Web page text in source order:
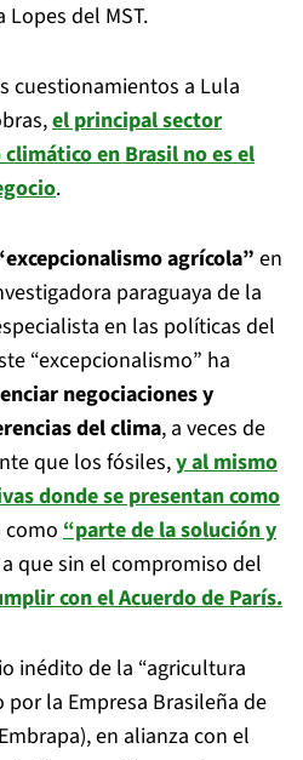
Lopes del MST.
cuestionamientos a Lula
el principal sector
en Brasil no es el
.
agrícola” en
paraguaya de la
en las políticas del
“excepcionalismo” ha
negociaciones y
del clima, a veces de
que los fósiles,y al mismo
donde se presentan como
como“parte de la solución y
a que sin el compromiso del
con el Acuerdo de París.
inédito de la “agricultura
la Empresa Brasileña de
en alianza con el